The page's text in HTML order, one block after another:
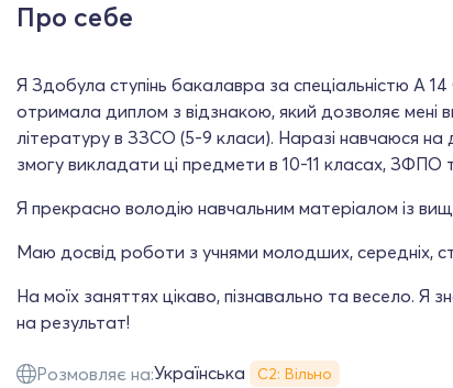
Про себе
Я Здобула ступінь бакалавра за спеціальністю А
отримала диплом з відзнакою, який дозволяє мені
літературу в ЗЗСО (5-9 класи). Наразі навчаюся на
змогу викладати ці предмети в 10-11 класах, ЗФПО
Я прекрасно володію навчальним матеріалом із
Маю досвід роботи з учнями молодших, середніх,
На моїх заняттях цікаво, пізнавально та весело.
на результат!
Розмовляє на:Українська С2: Вільно